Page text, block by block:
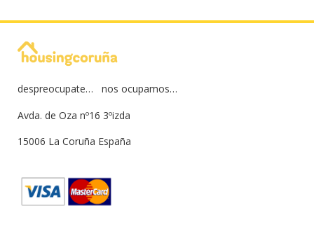
despreocupate… nos ocupamos…
Avda. de Oza nº16 3ºizda
15006 La Coruña España